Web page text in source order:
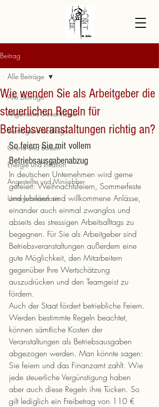
Beitrag
Alle Beiträge
Allgemeine Steuerthemen
Vermögensnachfolge
Grund und Boden
Energie und Inflation
Angestellte und Minijobber
Unternehmensform
Alle Beiträge
Wie wenden Sie als Arbeitgeber die
steuerlichen Regeln für
Betriebsveranstaltungen richtig an?
So feiern Sie mit vollem
Betriebsausgabenabzug
In deutschen Unternehmen wird gerne
gefeiert: Weihnachtsfeiern, Sommerfeste
und Jubiläen sind willkommene Anlässe,
einander auch einmal zwanglos und
abseits des stressigen Arbeitsalltags zu
begegnen. Für Sie als Arbeitgeber sind
Betriebsveranstaltungen außerdem eine
gute Möglichkeit, den Mitarbeitern
gegenüber Ihre Wertschätzung
auszudrücken und den Teamgeist zu
fördern.
Auch der Staat fördert betriebliche Feiern.
Werden bestimmte Regeln beachtet,
können sämtliche Kosten der
Veranstaltungen als Betriebsausgaben
abgezogen werden. Man könnte sagen:
Sie feiern und das Finanzamt zahlt. Wie
jede steuerliche Vergünstigung haben
aber auch diese Regeln ihre Tücken. So
gilt lediglich ein Freibetrag von 110 €